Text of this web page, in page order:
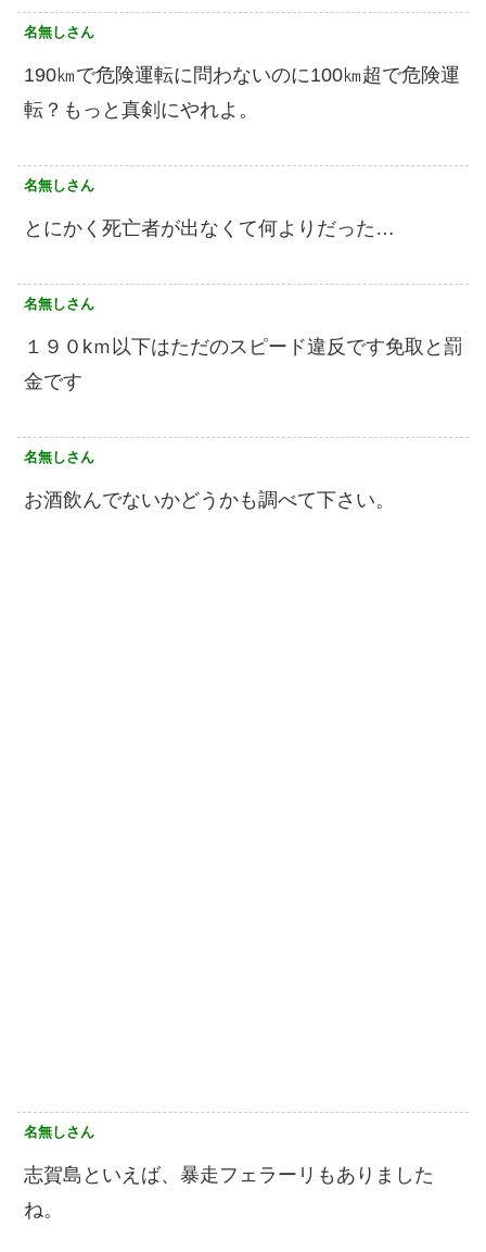
名無しさん
190㎞で危険運転に問わないのに100㎞超で危険運
転？もっと真剣にやれよ。
名無しさん
とにかく死亡者が出なくて何よりだった…
名無しさん
１９０kｍ以下はただのスピード違反です免取と罰
金です
名無しさん
お酒飲んでないかどうかも調べて下さい。
名無しさん
志賀島といえば、暴走フェラーリもありました
ね。